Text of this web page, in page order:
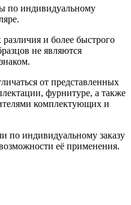
по индивидуальному
и более быстрого
не являются
от представленных
фурнитуре, а также
комплектующих и
по индивидуальному заказу
её применения.